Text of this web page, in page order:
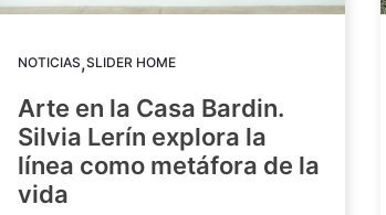
NOTICIAS,SLIDER HOME
Arte en la Casa Bardin.
Silvia Lerín explora la
línea como metáfora de la
vida